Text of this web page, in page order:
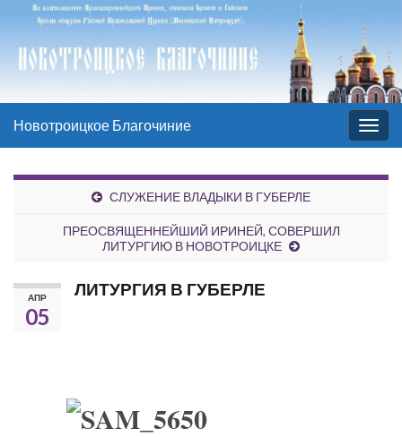
Вкл/
выкл
Новотроицкое Благочиние
СЛУЖЕНИЕ ВЛАДЫКИ В ГУБЕРЛЕ
ПРЕОСВЯЩЕННЕЙШИЙ ИРИНЕЙ, СОВЕРШИЛ
ЛИТУРГИЮ В НОВОТРОИЦКЕ
АПР
05
ЛИТУРГИЯ В ГУБЕРЛЕ